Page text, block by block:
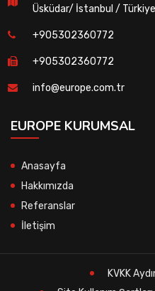
Üsküdar/ İstanbul / Türkiye
+905302360772
+905302360772
info@europe.com.tr
EUROPE KURUMSAL
Anasayfa
Hakkımızda
Referanslar
İletişim
KVKK